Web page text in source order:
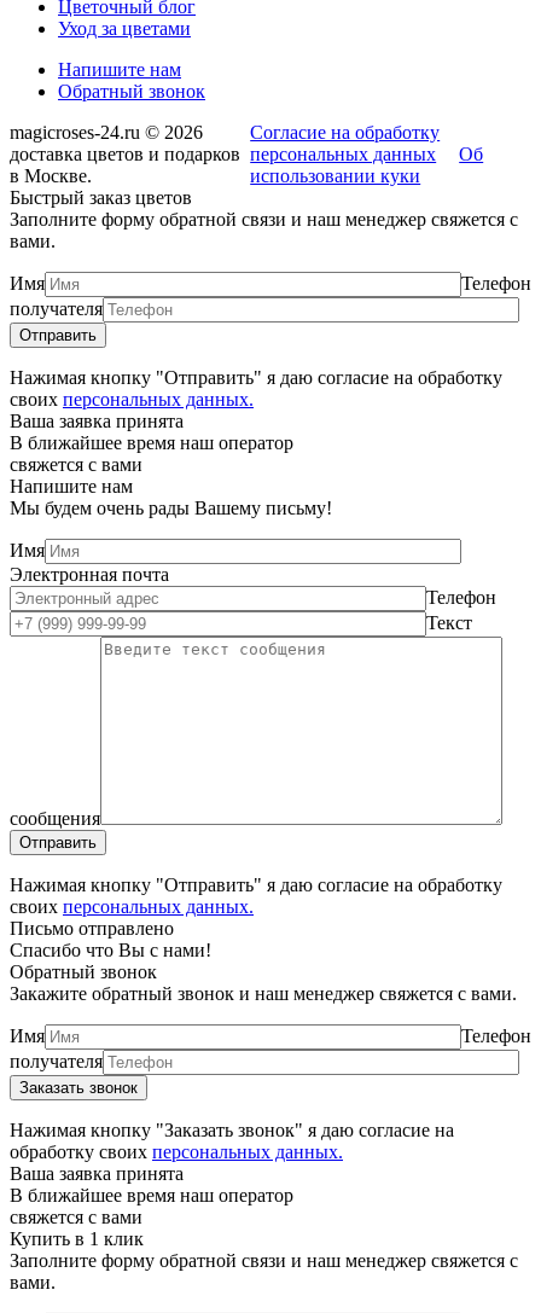
Цветочный блог
Уход за цветами
Напишите нам
Обратный звонок
magicroses-24.ru © 2026
доставка цветов и подарков
в Москве.
Согласие на обработку
персональных данных
Об
использовании куки
Быстрый заказ цветов
Заполните форму обратной связи и наш менеджер свяжется с
вами.
Имя
Телефон
получателя
Нажимая кнопку "Отправить" я даю согласие на обработку
своих персональных данных.
Ваша заявка принята
В ближайшее время наш оператор
свяжется с вами
Напишите нам
Мы будем очень рады Вашему письму!
Имя
Электронная почта
Телефон
Текст
сообщения
Нажимая кнопку "Отправить" я даю согласие на обработку
своих персональных данных.
Письмо отправлено
Спасибо что Вы с нами!
Обратный звонок
Закажите обратный звонок и наш менеджер свяжется с вами.
Имя
Телефон
получателя
Нажимая кнопку "Заказать звонок" я даю согласие на
обработку своих персональных данных.
Ваша заявка принята
В ближайшее время наш оператор
свяжется с вами
Купить в 1 клик
Заполните форму обратной связи и наш менеджер свяжется с
вами.